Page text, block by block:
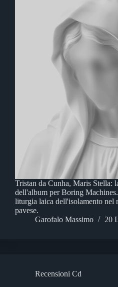
Tristan da Cunha, Maris Stella:
dell'album per Boring
liturgia laica dell'isolamento nel
pavese.
Garofalo Massimo
20
Recensioni Cd